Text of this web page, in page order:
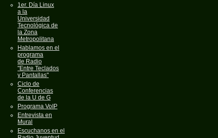
1er. Día Linux
a la
Universidad
Tecnológica de
la Zona
Metropolitana
Hablamos en el
programa
de Radio
"Entre Teclados
y Pantallas"
Ciclo de
Conferencias
de la U de G
Programa VoIP
Entrevista en
Mural
Escuchanos en el